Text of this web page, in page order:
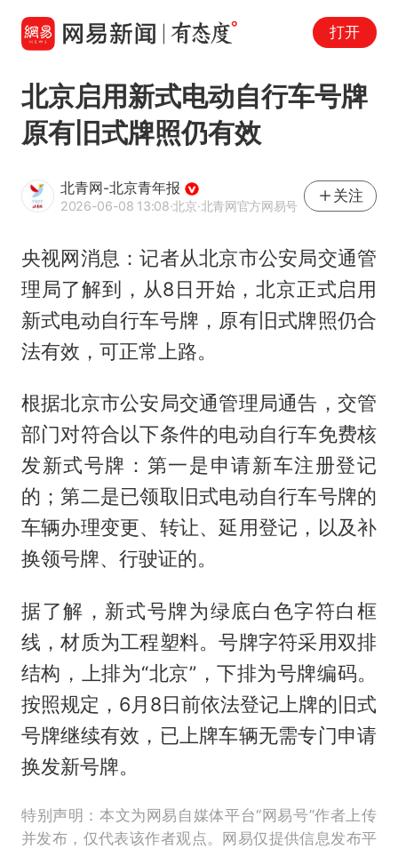
打开
北京启用新式电动自行车号牌
原有旧式牌照仍有效
北青网-北京青年报
2026-06-08 13:08·北京·北青网官方网易号
关注
央视网消息：记者从北京市公安局交通管
理局了解到，从8日开始，北京正式启用
新式电动自行车号牌，原有旧式牌照仍合
法有效，可正常上路。
根据北京市公安局交通管理局通告，交管
部门对符合以下条件的电动自行车免费核
发新式号牌：第一是申请新车注册登记
的；第二是已领取旧式电动自行车号牌的
车辆办理变更、转让、延用登记，以及补
换领号牌、行驶证的。
据了解，新式号牌为绿底白色字符白框
线，材质为工程塑料。号牌字符采用双排
结构，上排为“北京”，下排为号牌编码。
按照规定，6月8日前依法登记上牌的旧式
号牌继续有效，已上牌车辆无需专门申请
换发新号牌。
特别声明：本文为网易自媒体平台“网易号”作者上传
并发布，仅代表该作者观点。网易仅提供信息发布平